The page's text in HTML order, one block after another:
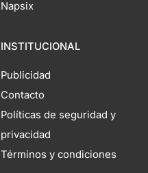
Napsix
INSTITUCIONAL
Publicidad
Contacto
Políticas de seguridad y
privacidad
Términos y condiciones